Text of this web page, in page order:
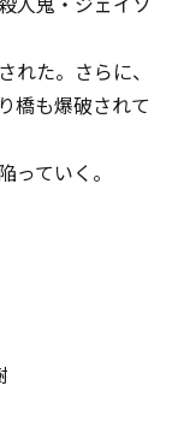
れた。さらに、
橋も爆破されて
ていく。